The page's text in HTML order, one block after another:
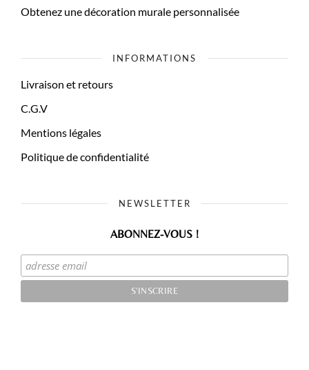
Obtenez une décoration murale personnalisée
INFORMATIONS
Livraison et retours
C.G.V
Mentions légales
Politique de confidentialité
NEWSLETTER
ABONNEZ-VOUS !